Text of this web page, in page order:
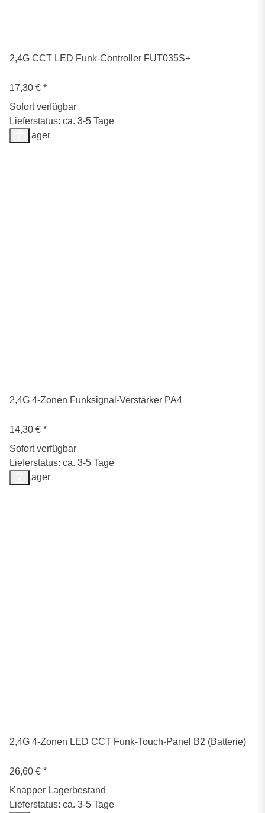
2,4G CCT LED Funk-Controller FUT035S+
17,30 € *
Sofort verfügbar
Lieferstatus: ca. 3-5 Tage
Auf Lager
2,4G 4-Zonen Funksignal-Verstärker PA4
14,30 € *
Sofort verfügbar
Lieferstatus: ca. 3-5 Tage
Auf Lager
2,4G 4-Zonen LED CCT Funk-Touch-Panel B2 (Batterie)
26,60 € *
Knapper Lagerbestand
Lieferstatus: ca. 3-5 Tage